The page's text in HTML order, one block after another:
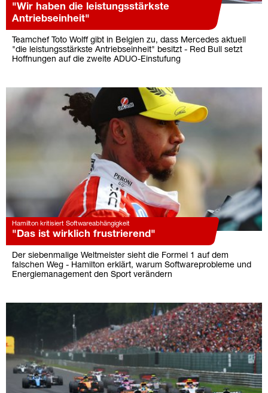
"Wir haben die leistungsstärkste
Antriebseinheit"
Teamchef Toto Wolff gibt in Belgien zu, dass Mercedes aktuell
"die leistungsstärkste Antriebseinheit" besitzt - Red Bull setzt
Hoffnungen auf die zweite ADUO-Einstufung
Hamilton kritisiert Softwareabhängigkeit
"Das ist wirklich frustrierend"
Der siebenmalige Weltmeister sieht die Formel 1 auf dem
falschen Weg - Hamilton erklärt, warum Softwareprobleme und
Energiemanagement den Sport verändern